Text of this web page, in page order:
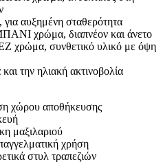
αυξημένη σταθερότητα
χρώμα, διαπνέον και άνετο
χρώμα, συνθετικό υλικό με όψη
την ηλιακή ακτινοβολία
χώρου αποθήκευσης
μαξιλαριού
χρήση
στυλ τραπεζιών